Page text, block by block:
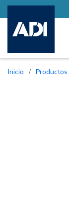
Inicio / Productos